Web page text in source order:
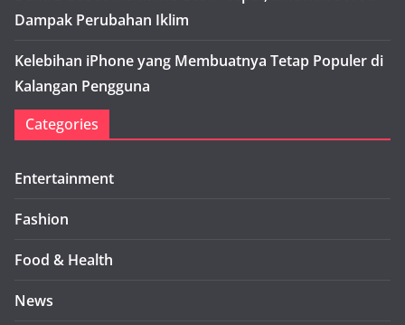
Dampak Perubahan Iklim
Kelebihan iPhone yang Membuatnya Tetap Populer di
Kalangan Pengguna
Categories
Entertainment
Fashion
Food & Health
News